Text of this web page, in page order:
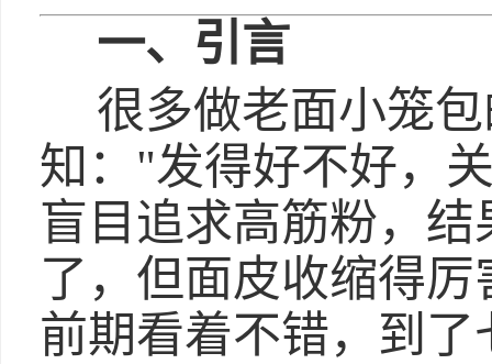
一、引言
很多做老面小笼
知："发得好不好，
盲目追求高筋粉，
了，但面皮收缩得
前期看着不错，到